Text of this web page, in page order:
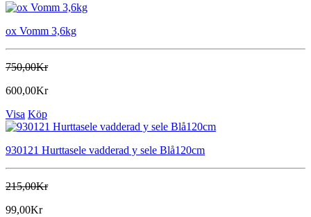
ox Vomm 3,6kg
750,00Kr
600,00Kr
Visa Köp
930121 Hurttasele vadderad y sele Blå120cm
215,00Kr
99,00Kr